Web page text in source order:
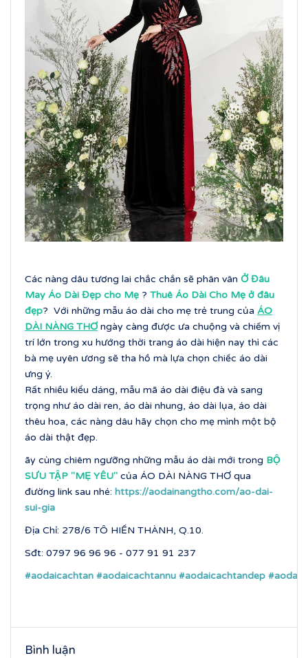
Các nàng dâu tương lai chắc chắn sẽ phân vân Ở Đâu
May Áo Dài Đẹp cho Mẹ ? Thuê Áo Dài Cho Mẹ ở đâu
đẹp? Với những mẫu áo dài cho mẹ trẻ trung của ÁO
DÀI NÀNG THƠngày càng được ưa chuộng và chiếm vị
trí lớn trong xu hướng thời trang áo dài hiện nay thì các
bà mẹ uyên ương sẽ tha hồ mà lựa chọn chiếc áo dài
ưng ý.
Rất nhiều kiểu dáng, mẫu mã áo dài điệu đà và sang
trọng như áo dài ren, áo dài nhung, áo dài lụa, áo dài
thêu hoa, các nàng dâu hãy chọn cho mẹ mình một bộ
áo dài thật đẹp.
ãy cùng chiêm ngưỡng những mẫu áo dài mới trong BỘ
SƯU TẬP ''MẸ YÊU'' của ÁO DÀI NÀNG THƠ qua
đường link sau nhé: https://aodainangtho.com/ao-dai-
sui-gia
Địa Chỉ: 278/6 TÔ HIẾN THÀNH, Q.10.
Sđt: 0797 96 96 96 - 077 91 91 237
#aodaicachtan #aodaicachtannu #aodaicachtandep
Bình luận